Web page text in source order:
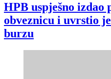
HPB uspješno izdao
obveznicu i uvrstio
burzu